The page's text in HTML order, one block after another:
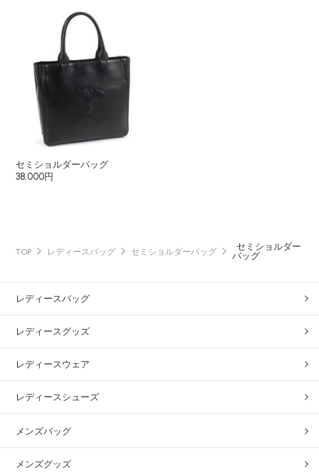
セミショルダーバッグ
38,000円
TOP レディースバッグ セミショルダーバッグ
セミショルダー
バッグ
レディースバッグ
レディースグッズ
レディースウェア
レディースシューズ
メンズバッグ
メンズグッズ